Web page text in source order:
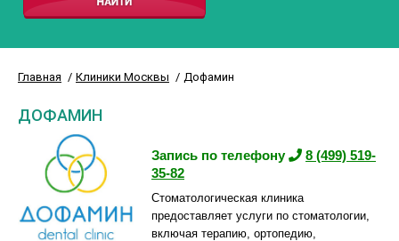
Главная Клиники Москвы Дофамин
ДОФАМИН
Запись по телефону
8 (499) 519-
35-82
Стоматологическая клиника
предоставляет услуги по стоматологии,
включая терапию, ортопедию,